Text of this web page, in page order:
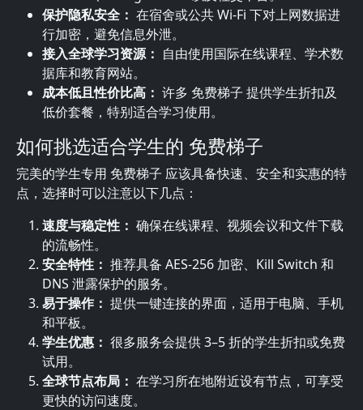
保护隐私安全： 在宿舍或公共 Wi-Fi 下对上网数据进
行加密，避免信息外泄。
接入全球学习资源： 自由使用国际在线课程、学术数
据库和教育网站。
成本低且性价比高： 许多 免费梯子 提供学生折扣及
低价套餐，特别适合学习使用。
如何挑选适合学生的 免费梯子
完美的学生专用 免费梯子 应该具备快速、安全和实惠的特
点，选择时可以注意以下几点：
速度与稳定性： 确保在线课程、视频会议和文件下载
的流畅性。
安全特性： 推荐具备 AES-256 加密、Kill Switch 和
DNS 泄露保护的服务。
易于操作： 提供一键连接的界面，适用于电脑、手机
和平板。
学生优惠： 很多服务会提供 3–5 折的学生折扣或免费
试用。
全球节点布局： 在学习所在地附近设有节点，可享受
更快的访问速度。